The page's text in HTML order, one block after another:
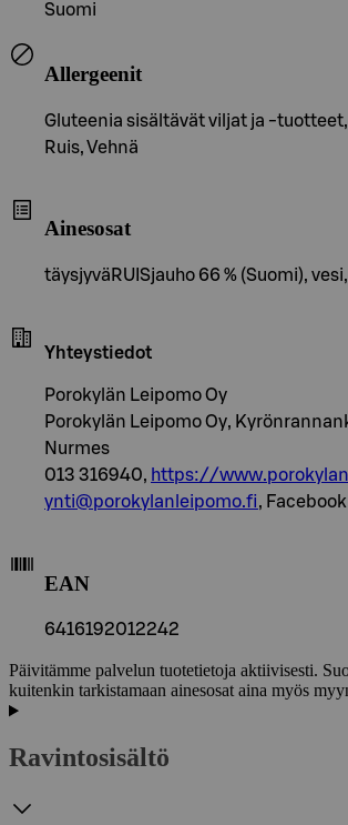
Suomi
Allergeenit
Gluteenia sisältävät viljat ja -tuotteet,
Ruis, Vehnä
Ainesosat
täysjyväRUISjauho 66 % (Suomi),
Yhteystiedot
Porokylän Leipomo Oy
Porokylän Leipomo Oy,
Nurmes
013 316940, https://
ynti@porokylanleipomo.fi, Facebook
EAN
6416192012242
Päivitämme palvelun tuotetietoja aktiivisesti.
kuitenkin tarkistamaan ainesosat aina myös
Ravintosisältö